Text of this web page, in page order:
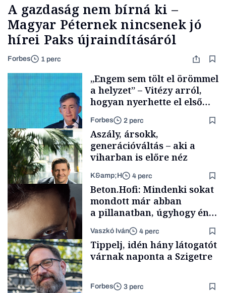
A gazdaság nem bírná ki –
Magyar Péternek nincsenek jó
hírei Paks újraindításáról
Forbes 1 perc
Elszámoltatás
„Engem sem tölt el örömmel
a helyzet” – Vitézy arról,
hogyan nyerhette el első
tenderét Mészárosék cége a
Tisza-kormány alatt
Forbes 2 perc
TÁMOGATÓI
TARTALOM
Aszály, ársokk,
generációváltás – aki a
viharban is előre néz
K&amp;H 4 perc
Beton.Hofi: Mindenki sokat
mondott már abban
a pillanatban, úgyhogy én
a legsarkosabb
gondolataimat akartam
kimondani
Vaszkó Iván 4 perc
Tippelj, idén hány látogatót
várnak naponta a Szigetre
Forbes 3 perc